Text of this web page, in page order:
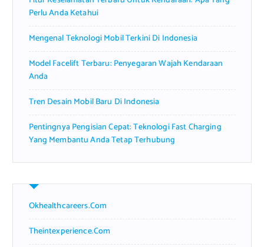
Perlu Anda Ketahui
Mengenal Teknologi Mobil Terkini Di Indonesia
Model Facelift Terbaru: Penyegaran Wajah Kendaraan
Anda
Tren Desain Mobil Baru Di Indonesia
Pentingnya Pengisian Cepat: Teknologi Fast Charging
Yang Membantu Anda Tetap Terhubung
Okhealthcareers.com
Theintexperience.com